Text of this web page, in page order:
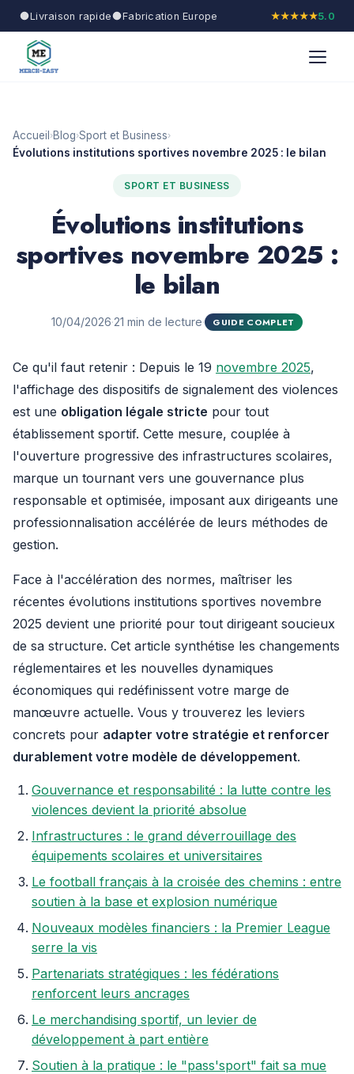
Livraison rapide Fabrication Europe ★★★★★5.0
Accueil ›Blog›Sport et Business›
Évolutions institutions sportives novembre 2025 : le bilan
SPORT ET BUSINESS
Évolutions institutions
sportives novembre 2025 :
le bilan
10/04/2026·21 min de lecture· GUIDE COMPLET
Ce qu'il faut retenir : Depuis le 19 novembre 2025,
l'affichage des dispositifs de signalement des violences
est une obligation légale stricte pour tout
établissement sportif. Cette mesure, couplée à
l'ouverture progressive des infrastructures scolaires,
marque un tournant vers une gouvernance plus
responsable et optimisée, imposant aux dirigeants une
professionnalisation accélérée de leurs méthodes de
gestion.
Face à l'accélération des normes, maîtriser les
récentes évolutions institutions sportives novembre
2025 devient une priorité pour tout dirigeant soucieux
de sa structure. Cet article synthétise les changements
réglementaires et les nouvelles dynamiques
économiques qui redéfinissent votre marge de
manœuvre actuelle. Vous y trouverez les leviers
concrets pour adapter votre stratégie et renforcer
durablement votre modèle de développement.
Gouvernance et responsabilité : la lutte contre les
violences devient la priorité absolue
Infrastructures : le grand déverrouillage des
équipements scolaires et universitaires
Le football français à la croisée des chemins : entre
soutien à la base et explosion numérique
Nouveaux modèles financiers : la Premier League
serre la vis
Partenariats stratégiques : les fédérations
renforcent leurs ancrages
Le merchandising sportif, un levier de
développement à part entière
Soutien à la pratique : le "pass'sport" fait sa mue